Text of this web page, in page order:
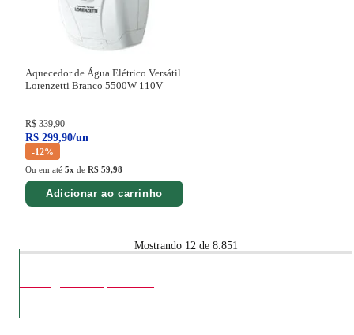
Aquecedor de Água Elétrico Versátil
Lorenzetti Branco 5500W 110V
R$ 339, 90
R$ 299,90/un
-12%
Ou em até 5x de R$ 59,98
Adicionar ao carrinho
Mostrando 12 de 8.851